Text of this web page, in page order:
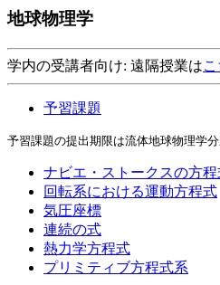
地球物理学
学内の受講者向け: 遠隔授業は
予習課題
予習課題の提出期限は流体地球物理学
ナビエ・ストークスの方程
回転系における運動方程式
気圧座標
連続の式
熱力学方程式
プリミティブ方程式系